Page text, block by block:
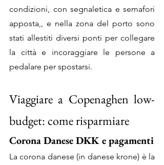
condizioni, con segnaletica e semafori
apposta,, e nella zona del porto sono
stati allestiti diversi ponti per collegare
la città e incoraggiare le persone a
pedalare per spostarsi.
Viaggiare a Copenaghen low-
budget: come risparmiare
Corona Danese DKK e pagamenti
La corona danese (in danese krone) è la